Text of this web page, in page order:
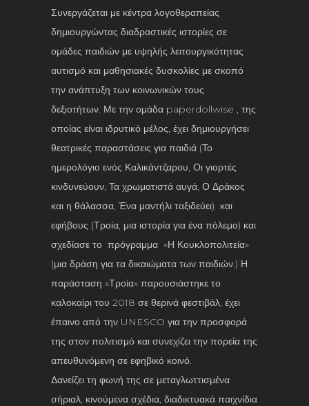
Συνεργάζεται με κέντρα λογοθεραπείας
δημιουργώντας διαδραστικές ιστορίες σε
ομάδες παιδιών με υψηλής λειτουργικότητας
αυτισμό και μαθησιακές δυσκολίες με σκοπό
την ανάπτυξη των κοινωνικών τους
δεξιοτήτων. Με την ομάδα paperdollwise , της
οποίας είναι ιδρυτικό μέλος, έχει δημιουργήσει
θεατρικές παραστάσεις για παιδιά (Το
ημερολόγιο ενός Καλικάντζαρου, Οι γιορτές
κινδυνεύουν, Τα χρωματιστά αυγά, Ο Δράκος
και η θάλασσα, Ένα μαντήλι ταξιδεύει) και
εφήβους (Τροία, μια ιστορία για ένα πόλεμο) και
σχεδίασε το πρόγραμμα «Η Κουκλοπολιτεία»
(μια δράση για τα δικαιώματα των παιδιών.) Η
παράσταση «Τροία» παρουσιάστηκε το
καλοκαίρι του 2018 σε θερινά φεστιβάλ, έχει
έπαινο από την UNESCO για την προσφορά
της στον πολιτισμό και συνεχίζει την πορεία της
απευθυνόμενη σε εφηβικό κοινό.
Δανείζει τη φωνή της σε μεταγλωττισμένα
σήριαλ, κινούμενα σχέδια, διαδικτυακά παιχνίδια